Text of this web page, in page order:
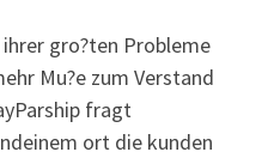
gro?ten Probleme
Mu?e zum Verstand
fragt
ort die kunden